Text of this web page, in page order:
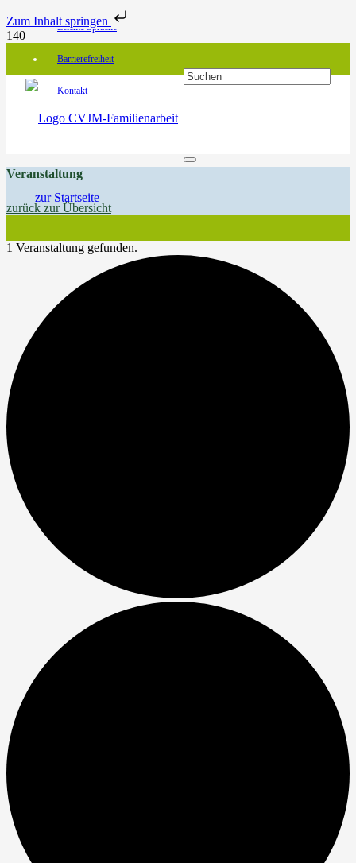
Zum Inhalt springen
Leichte Sprache
Barrierefreiheit
Kontakt
Veranstaltung
zurück zur Übersicht
1 Veranstaltung gefunden.